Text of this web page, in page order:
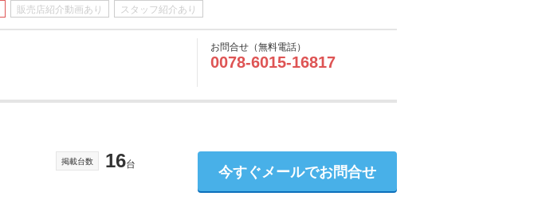
販売店紹介動画あり スタッフ紹介あり
お問合せ（無料電話）
0078-6015-16817
掲載台数 16台 今すぐメールでお問合せ